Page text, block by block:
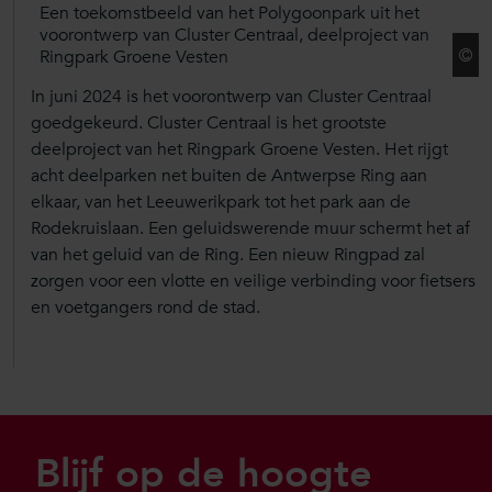
Een toekomstbeeld van het Polygoonpark uit het
voorontwerp van Cluster Centraal, deelproject van
Ringpark Groene Vesten
In juni 2024 is het voorontwerp van Cluster Centraal
goedgekeurd. Cluster Centraal is het grootste
deelproject van het Ringpark Groene Vesten. Het rijgt
acht deelparken net buiten de Antwerpse Ring aan
elkaar, van het Leeuwerikpark tot het park aan de
Rodekruislaan. Een geluidswerende muur schermt het af
van het geluid van de Ring. Een nieuw Ringpad zal
zorgen voor een vlotte en veilige verbinding voor fietsers
en voetgangers rond de stad.
Blijf op de hoogte